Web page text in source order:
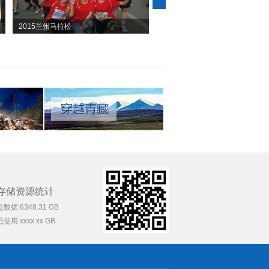
2015兰州马拉松
储资源统计
数据 6348.31 GB
使用 xxxx.xx GB